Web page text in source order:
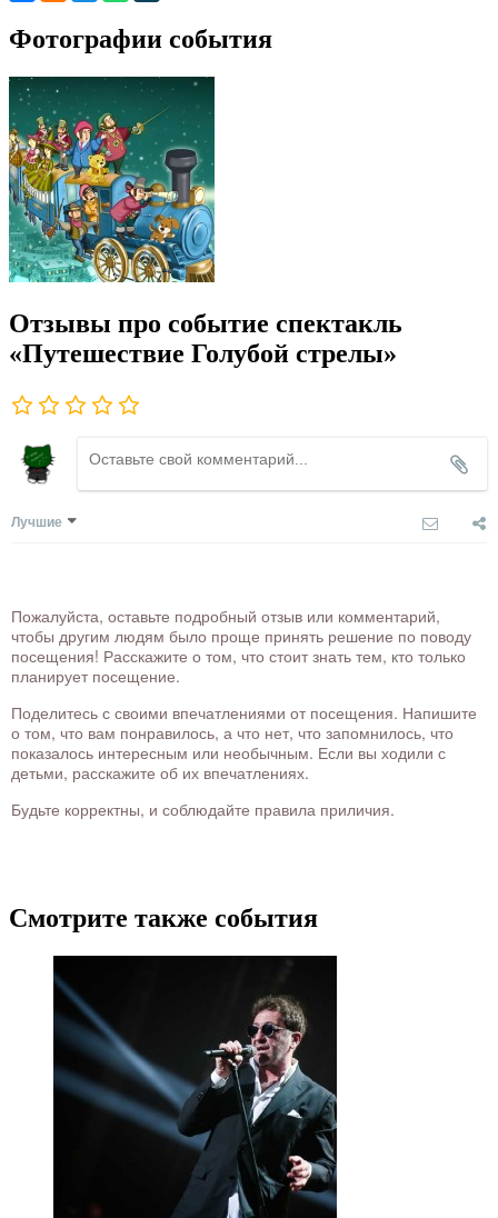
Фотографии события
Отзывы про событие спектакль
«Путешествие Голубой стрелы»
Лучшие
Пожалуйста, оставьте подробный отзыв или комментарий,
чтобы другим людям было проще принять решение по поводу
посещения! Расскажите о том, что стоит знать тем, кто только
планирует посещение.
Поделитесь с своими впечатлениями от посещения. Напишите
о том, что вам понравилось, а что нет, что запомнилось, что
показалось интересным или необычным. Если вы ходили с
детьми, расскажите об их впечатлениях.
Будьте корректны, и соблюдайте правила приличия.
Смотрите также события